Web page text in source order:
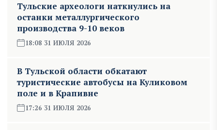
Тульские археологи наткнулись на
останки металлургического
производства 9-10 веков
18:08 31 ИЮЛЯ 2026
В Тульской области обкатают
туристические автобусы на Куликовом
поле и в Крапивне
17:26 31 ИЮЛЯ 2026